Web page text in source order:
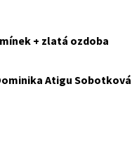
+ zlatá ozdoba
Atigu Sobotková